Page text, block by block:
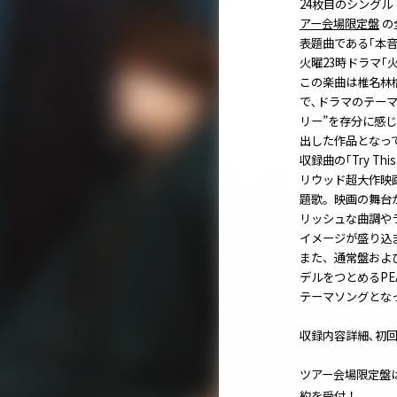
24枚目のシング
アー会場限定盤の
表題曲である｢本
火曜23時ドラマ｢
この楽曲は椎名
で､ドラマのテー
リー”を存分に感
出した作品となっ
収録曲の｢Try
リウッド超大作
題歌。映画の舞台
リッシュな曲調
イメージが盛り込
また、通常盤お
デルをつとめる
テーマソングとな
収録内容詳細､初
ツアー会場限定盤